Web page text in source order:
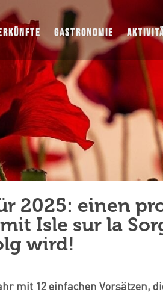
GASTRONOMIE
2025: einen
Isle sur la
wird!
mit 12 einfachen Vorsätzen,